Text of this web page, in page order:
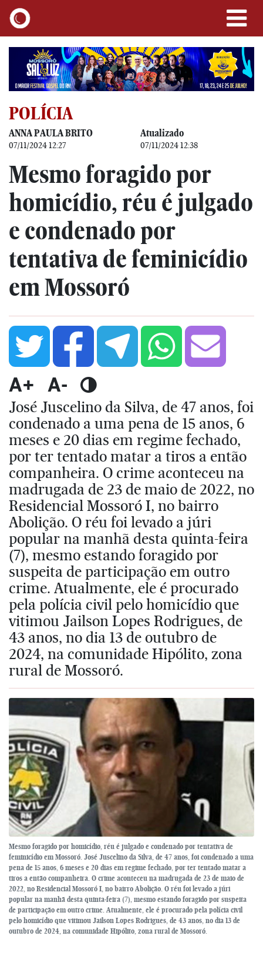
POLÍCIA
ANNA PAULA BRITO
07/11/2024 12:27
Atualizado
07/11/2024 12:38
Mesmo foragido por
homicídio, réu é julgado
e condenado por
tentativa de feminicídio
em Mossoró
A+ A-
José Juscelino da Silva, de 47 anos, foi
condenado a uma pena de 15 anos, 6
meses e 20 dias em regime fechado,
por ter tentado matar a tiros a então
companheira. O crime aconteceu na
madrugada de 23 de maio de 2022, no
Residencial Mossoró I, no bairro
Abolição. O réu foi levado a júri
popular na manhã desta quinta-feira
(7), mesmo estando foragido por
suspeita de participação em outro
crime. Atualmente, ele é procurado
pela polícia civil pelo homicídio que
vitimou Jailson Lopes Rodrigues, de
43 anos, no dia 13 de outubro de
2024, na comunidade Hipólito, zona
rural de Mossoró.
Mesmo foragido por homicídio, réu é julgado e condenado por tentativa de
feminicídio em Mossoró. José Juscelino da Silva, de 47 anos, foi condenado a uma
pena de 15 anos, 6 meses e 20 dias em regime fechado, por ter tentado matar a
tiros a então companheira. O crime aconteceu na madrugada de 23 de maio de
2022, no Residencial Mossoró I, no bairro Abolição. O réu foi levado a júri
popular na manhã desta quinta-feira (7), mesmo estando foragido por suspeita
de participação em outro crime. Atualmente, ele é procurado pela polícia civil
pelo homicídio que vitimou Jailson Lopes Rodrigues, de 43 anos, no dia 13 de
outubro de 2024, na comunidade Hipólito, zona rural de Mossoró.